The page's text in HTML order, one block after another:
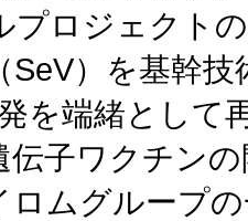
プロジェクト
SeV）を基幹
を端緒として
伝子ワクチン
ロムグループ